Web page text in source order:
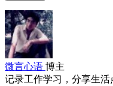
微言心语 博主
记录工作学习，分享生活